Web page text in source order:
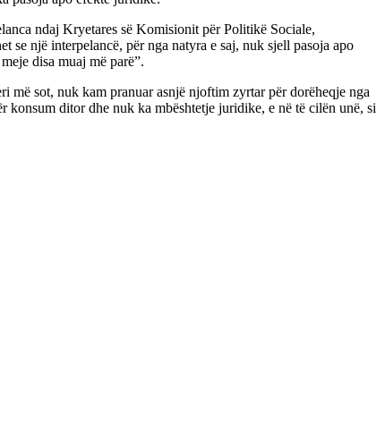
ndaj Kryetares së Komisionit për Politikë Sociale,
një interpelancë, për nga natyra e saj, nuk sjell pasoja apo
disa muaj më parë”.
më sot, nuk kam pranuar asnjë njoftim zyrtar për dorëheqje nga
ditor dhe nuk ka mbështetje juridike, e në të cilën unë, si